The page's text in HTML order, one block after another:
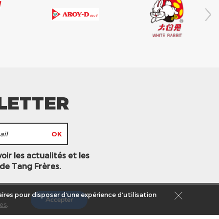
les actualités et les
Tang Frères.
légales
pour disposer d’une expérience d’utilisation
. Accepter